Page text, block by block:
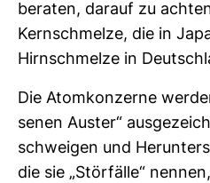
beraten, darauf zu
Kern­schmelze, die in
Hirn­schmelze in
Die Atom­kon­zerne
senen Auster“
schweigen und
die sie „Stör­fälle“